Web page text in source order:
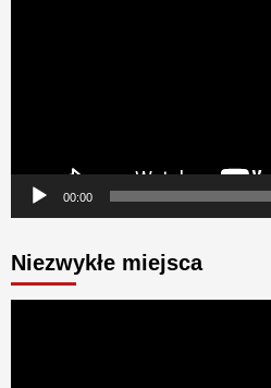
00:00
Niezwykłe miejsca